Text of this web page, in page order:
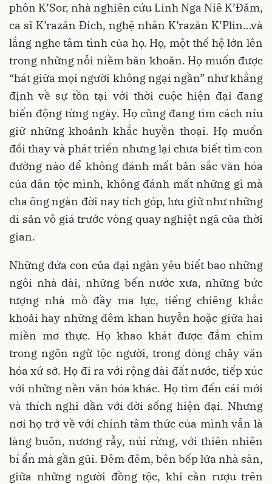
phôn K’Sor, nhà nghiên cứu Linh Nga Niê K’Đăm,
ca sĩ K’razăn Đich, nghệ nhân K’razăn K’Plin…và
lắng nghe tâm tình của họ. Họ, một thế hệ lớn lên
trong những nỗi niềm băn khoăn. Họ muốn được
“hát giữa mọi người không ngại ngần” như khẳng
định về sự tồn tại với thời cuộc hiện đại đang
biến động từng ngày. Họ cũng đang tìm cách níu
giữ những khoảnh khắc huyền thoại. Họ muốn
đổi thay và phát triển nhưng lại chưa biết tìm con
đường nào để không đánh mất bản sắc văn hóa
của dân tộc mình, không đánh mất những gì mà
cha ông ngàn đời nay tích góp, lưu giữ như những
di sản vô giá trước vòng quay nghiệt ngã của thời
gian.
Những đứa con của đại ngàn yêu biết bao những
ngôi nhà dài, những bến nước xưa, những bức
tượng nhà mồ đầy ma lực, tiếng chiêng khắc
khoải hay những đêm khan huyễn hoặc giữa hai
miền mơ thực. Họ khao khát được đắm chìm
trong ngôn ngữ tộc người, trong dòng chảy văn
hóa xứ sở. Họ đi ra với rộng dài đất nước, tiếp xúc
với những nền văn hóa khác. Họ tìm đến cái mới
và thích nghi dần với đời sống hiện đại. Nhưng
nơi họ trở về với chính tâm thức của mình vẫn là
làng buôn, nương rẫy, núi rừng, với thiên nhiên
bí ẩn mà gần gũi. Đêm đêm, bên bếp lửa nhà sàn,
giữa những người đồng tộc, khi cần rượu trên